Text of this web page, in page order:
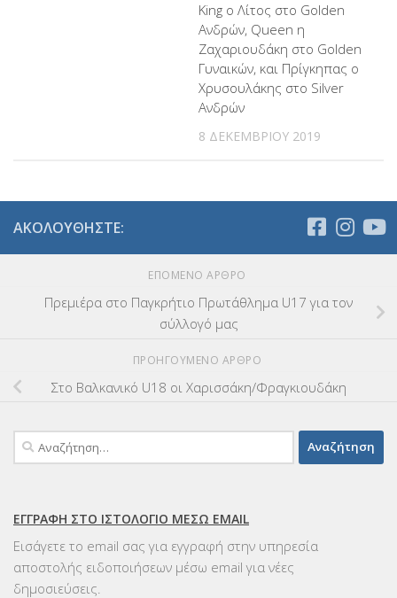
King ο Λίτος στο Golden
Ανδρών, Queen η
Ζαχαριουδάκη στο Golden
Γυναικών, και Πρίγκηπας ο
Χρυσουλάκης στο Silver
Ανδρών
8 ΔΕΚΕΜΒΡΊΟΥ 2019
ΑΚΟΛΟΥΘΉΣΤΕ:
ΕΠΌΜΕΝΟ ΆΡΘΡΟ
Πρεμιέρα στο Παγκρήτιο Πρωτάθλημα U17 για τον
σύλλογό μας
ΠΡΟΗΓΟΎΜΕΝΟ ΆΡΘΡΟ
Στο Βαλκανικό U18 οι Χαρισσάκη/Φραγκιουδάκη
Αναζήτηση
για:
ΕΓΓΡΑΦΉ ΣΤΟ ΙΣΤΟΛΌΓΙΟ ΜΈΣΩ EMAIL
Εισάγετε το email σας για εγγραφή στην υπηρεσία
αποστολής ειδοποιήσεων μέσω email για νέες
δημοσιεύσεις.